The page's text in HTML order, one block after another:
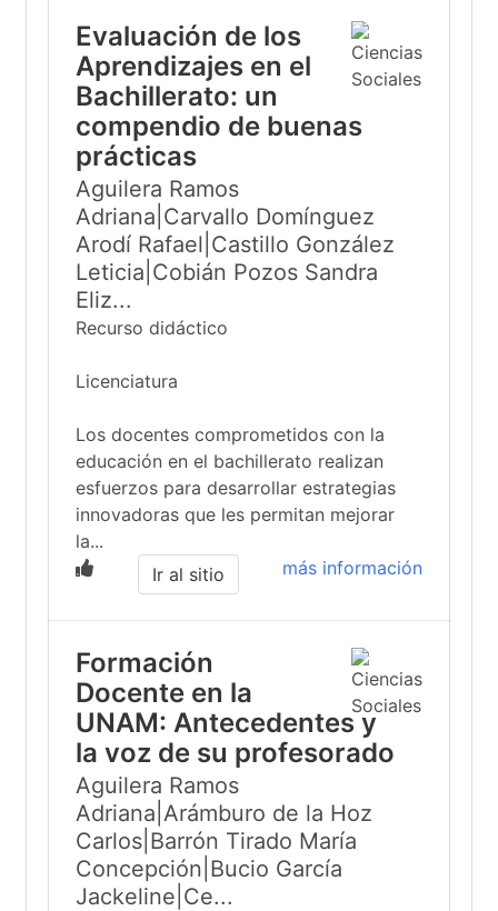
Evaluación de los
Aprendizajes en el
Bachillerato: un
compendio de buenas
prácticas
Aguilera Ramos
Adriana|Carvallo Domínguez
Arodí Rafael|Castillo González
Leticia|Cobián Pozos Sandra
Eliz...
Recurso didáctico
Licenciatura
Los docentes comprometidos con la
educación en el bachillerato realizan
esfuerzos para desarrollar estrategias
innovadoras que les permitan mejorar
la...
más información
Ir al sitio
Formación
Docente en la
UNAM: Antecedentes y
la voz de su profesorado
Aguilera Ramos
Adriana|Arámburo de la Hoz
Carlos|Barrón Tirado María
Concepción|Bucio García
Jackeline|Ce...